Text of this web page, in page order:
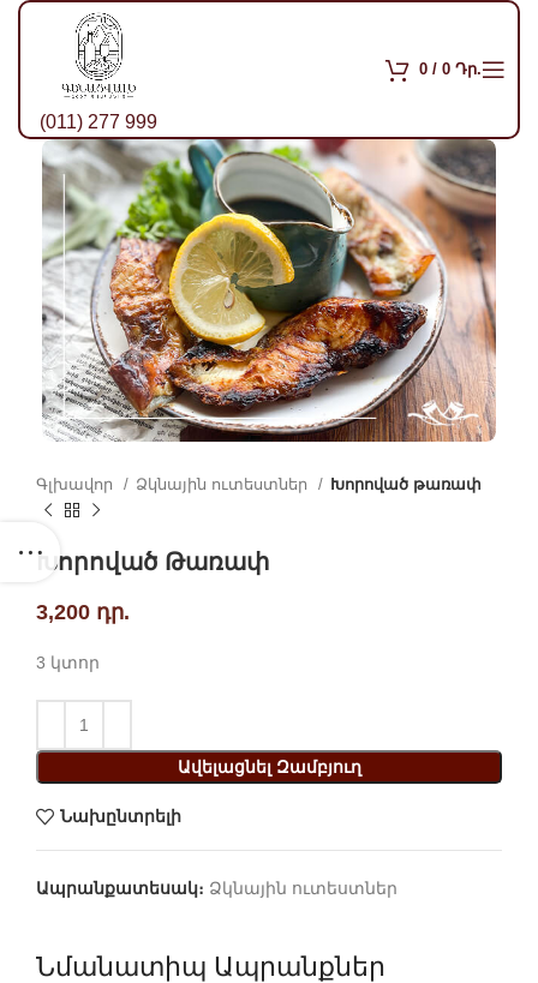
(011) 277 999
0 / 0 Դր.
Գլխավոր Ձկնային ուտեստներ Խորոված թառափ
Խորոված Թառափ
3,200 դր.
3 կտոր
Ավելացնել Զամբյուղ
Նախընտրելի
Ապրանքատեսակ։ Ձկնային ուտեստներ
Նմանատիպ Ապրանքներ